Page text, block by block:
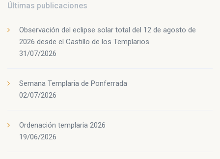
Últimas publicaciones
Observación del eclipse solar total del 12 de agosto de
2026 desde el Castillo de los Templarios
31/07/2026
Semana Templaria de Ponferrada
02/07/2026
Ordenación templaria 2026
19/06/2026